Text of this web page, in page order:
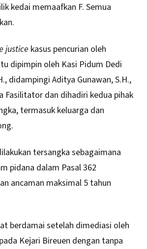
kedai memaafkan F. Semua
justice kasus pencurian oleh
dipimpin oleh Kasi Pidum Dedi
didampingi Aditya Gunawan, S.H.,
Fasilitator dan dihadiri kedua pihak
termasuk keluarga dan
tersangka sebagaimana
pidana dalam Pasal 362
ancaman maksimal 5 tahun
berdamai setelah dimediasi oleh
Kejari Bireuen dengan tanpa